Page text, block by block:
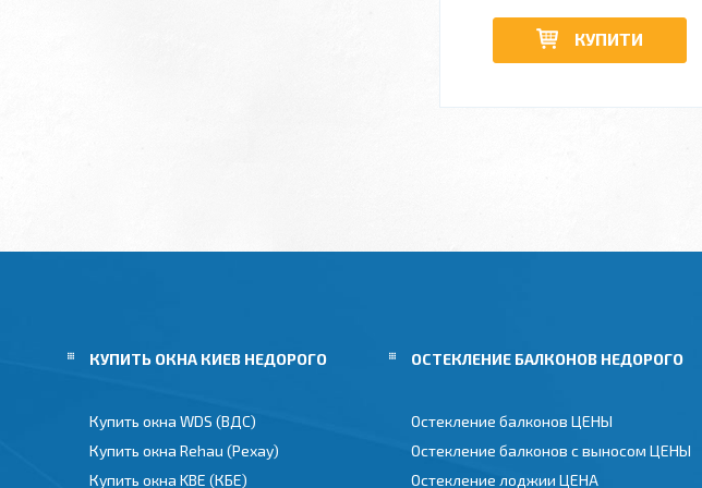
КУПИТИ
КУПИТЬ ОКНА КИЕВ НЕДОРОГО
Купить окна WDS (ВДС)
Купить окна Rehau (Рехау)
Купить окна KBE (КБЕ)
ОСТЕКЛЕНИЕ БАЛКОНОВ НЕДОРОГО
Остекление балконов ЦЕНЫ
Остекление балконов с выносом ЦЕНЫ
Остекление лоджии ЦЕНА